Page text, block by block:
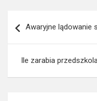
wpisuAwaryjne lądowanie
Ile zarabia